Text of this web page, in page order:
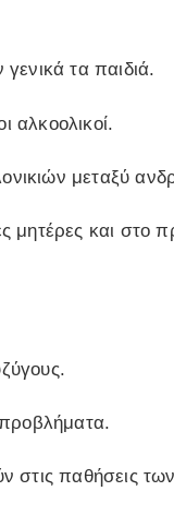
τα παιδιά.
αλκοολικοί.
μεταξύ
μητέρες και στο
στις παθήσεις